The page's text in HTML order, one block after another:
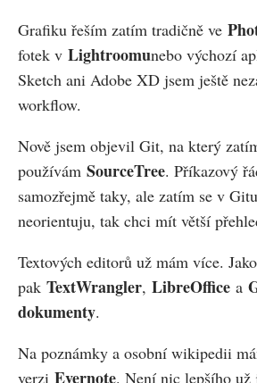
Grafiku řeším zatím tradičně ve
fotek v Lightroomunebo výchozí
Sketch ani Adobe XD jsem ještě
workflow.
Nově jsem objevil Git, na který
používám SourceTree. Příkazový
samozřejmě taky, ale zatím se v
neorientuju, tak chci mít větší
Textových editorů už mám více.
pak TextWrangler, LibreOffice a
dokumenty.
Na poznámky a osobní wikipedii
verzi Evernote. Není nic lepšího